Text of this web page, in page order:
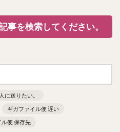
事を検索してください。
に送りたい。
ギガファイル便 遅い
ル便 保存先